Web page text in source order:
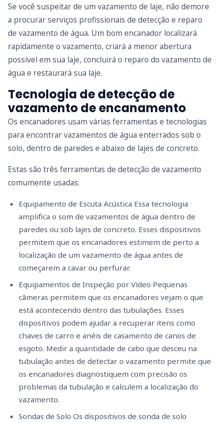
Se você suspeitar de um vazamento de laje, não demore
a procurar serviços profissionais de detecção e reparo
de vazamento de água. Um bom encanador localizará
rapidamente o vazamento, criará a menor abertura
possível em sua laje, concluirá o reparo do vazamento de
água e restaurará sua laje.
Tecnologia de detecção de
vazamento de encanamento
Os encanadores usam várias ferramentas e tecnologias
para encontrar vazamentos de água enterrados sob o
solo, dentro de paredes e abaixo de lajes de concreto.
Estas são três ferramentas de detecção de vazamento
comumente usadas:
Equipamento de Escuta Acústica Essa tecnologia
amplifica o som de vazamentos de água dentro de
paredes ou sob lajes de concreto. Esses dispositivos
permitem que os encanadores estimem de perto a
localização de um vazamento de água antes de
começarem a cavar ou perfurar.
Equipamentos de Inspeção por Vídeo Pequenas
câmeras permitem que os encanadores vejam o que
está acontecendo dentro das tubulações. Esses
dispositivos podem ajudar a recuperar itens como
chaves de carro e anéis de casamento de canos de
esgoto. Medir a quantidade de cabo que desceu na
tubulação antes de detectar o vazamento permite que
os encanadores diagnostiquem com precisão os
problemas da tubulação e calculem a localização do
vazamento.
Sondas de Solo Os dispositivos de sonda de solo